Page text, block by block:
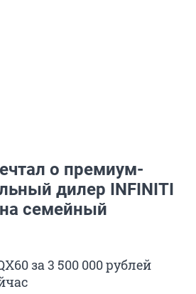
о премиум-
дилер INFINITI
семейный
за 3 500 000 рублей